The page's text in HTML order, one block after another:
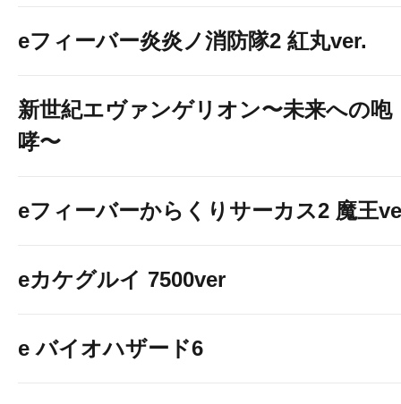
eフィーバー炎炎ノ消防隊2 紅丸ver.
新世紀エヴァンゲリオン〜未来への咆
哮〜
eフィーバーからくりサーカス2 魔王
eカケグルイ 7500ver
e バイオハザード6